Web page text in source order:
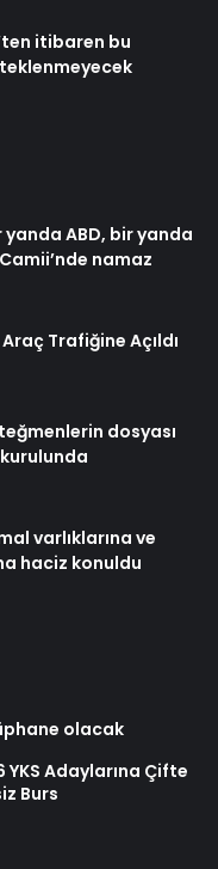
itibaren bu
yanda ABD, bir yanda
namaz
Trafiğine Açıldı
dosyası
varlıklarına ve
haciz konuldu
olacak
Adaylarına Çifte
Burs